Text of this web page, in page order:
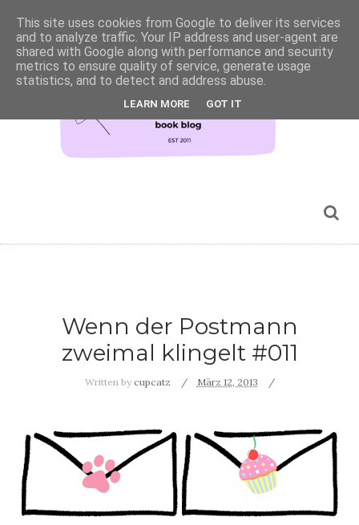
Wenn der Postmann
zweimal klingelt #011
Written by cupcatz März 12, 2013
This site uses cookies from Google to deliver its services
and to analyze traffic. Your IP address and user-agent are
shared with Google along with performance and security
metrics to ensure quality of service, generate usage
statistics, and to detect and address abuse.
LEARN MORE GOT IT